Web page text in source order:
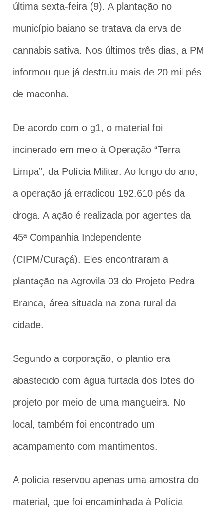
última sexta-feira (9). A plantação no
município baiano se tratava da erva de
cannabis sativa. Nos últimos três dias, a PM
informou que já destruiu mais de 20 mil pés
de maconha.
De acordo com o g1, o material foi
incinerado em meio à Operação “Terra
Limpa”, da Polícia Militar. Ao longo do ano,
a operação já erradicou 192.610 pés da
droga. A ação é realizada por agentes da
45ª Companhia Independente
(CIPM/Curaçá). Eles encontraram a
plantação na Agrovila 03 do Projeto Pedra
Branca, área situada na zona rural da
cidade.
Segundo a corporação, o plantio era
abastecido com água furtada dos lotes do
projeto por meio de uma mangueira. No
local, também foi encontrado um
acampamento com mantimentos.
A polícia reservou apenas uma amostra do
material, que foi encaminhada à Polícia